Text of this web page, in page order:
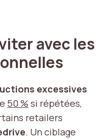
avec les
excessives
50 % si répétées,
retailers
. Un ciblage